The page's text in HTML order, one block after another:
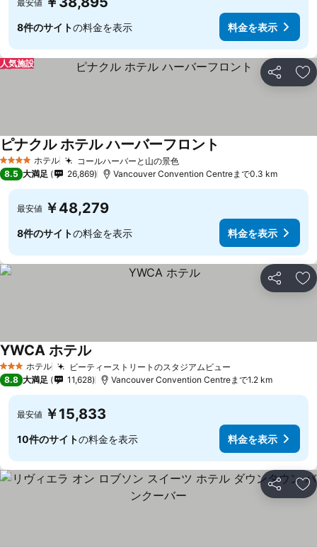
最安値
8件のサイトの料金を表示 料金を表示
シェア お
人気施設
4 ホテルのランク
ホテル コールハーバーと山の景色料金を表示
ピナクル ホテル ハーバーフロント
8.5 大満足 26,869 Vancouver Convention Centreまで0.3 km
最安値 ￥48,279
8件のサイトの料金を表示 料金を表示
シェア お
3 ホテルのランク
ホテル ビーティーストリートのスタジアムビュー
YWCA ホテル
8.8 大満足 11,628 Vancouver Convention Centreまで1.2 km
最安値 ￥15,833
10件のサイトの料金を表示 料金を表示
シェア お